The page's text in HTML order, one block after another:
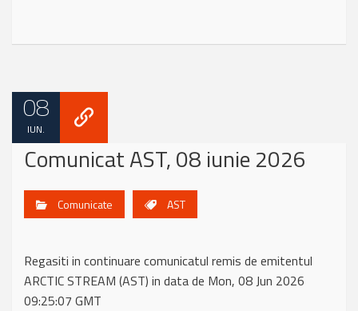
08
IUN.
Comunicat AST, 08 iunie 2026
Comunicate AST
Regasiti in continuare comunicatul remis de emitentul
ARCTIC STREAM (AST) in data de Mon, 08 Jun 2026
09:25:07 GMT